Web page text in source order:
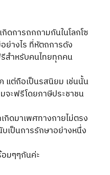
ดการถกถามกันในโลกโซ
ย่างไร ที่หัตถการดัง
รีสำหรับคนไทยทุกคน
แต่ถือเป็นรสนิยม เช่นนั้น
จะฟรีโดยภาษีประชาชน
กิดมาเพศทางกายไม่ตรง
บเป็นการรักษาอย่างหนึ่ง
อมๆๆกันค่ะ